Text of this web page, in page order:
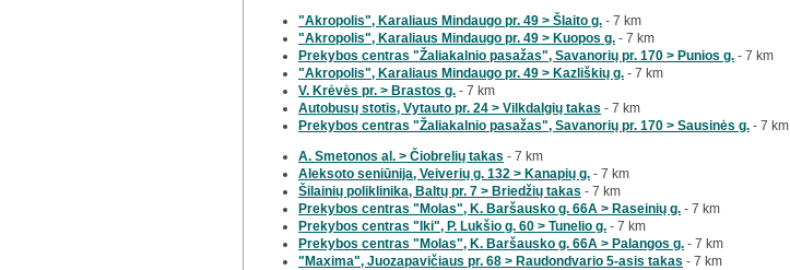
"Akropolis", Karaliaus Mindaugo pr. 49 > Šlaito g. - 7 km
"Akropolis", Karaliaus Mindaugo pr. 49 > Kuopos g. - 7 km
Prekybos centras "Žaliakalnio pasažas", Savanorių pr. 170 > Punios g. - 7 km
"Akropolis", Karaliaus Mindaugo pr. 49 > Kazliškių g. - 7 km
V. Krėvės pr. > Brastos g. - 7 km
Autobusų stotis, Vytauto pr. 24 > Vilkdalgių takas - 7 km
Prekybos centras "Žaliakalnio pasažas", Savanorių pr. 170 > Sausinės g. - 7 km
A. Smetonos al. > Čiobrelių takas - 7 km
Aleksoto seniūnija, Veiverių g. 132 > Kanapių g. - 7 km
Šilainių poliklinika, Baltų pr. 7 > Briedžių takas - 7 km
Prekybos centras "Molas", K. Baršausko g. 66A > Raseinių g. - 7 km
Prekybos centras "Iki", P. Lukšio g. 60 > Tunelio g. - 7 km
Prekybos centras "Molas", K. Baršausko g. 66A > Palangos g. - 7 km
"Maxima", Juozapavičiaus pr. 68 > Raudondvario 5-asis takas - 7 km